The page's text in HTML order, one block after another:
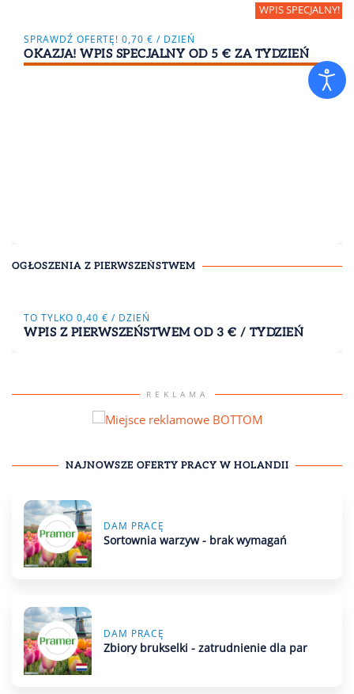
SPRAWDŹ OFERTĘ! 0,70 € / DZIEŃ
OKAZJA! WPIS SPECJALNY OD 5 € ZA TYDZIEŃ
OGŁOSZENIA Z PIERWSZEŃSTWEM
TO TYLKO 0,40 € / DZIEŃ
WPIS Z PIERWSZEŃSTWEM OD 3 € / TYDZIEŃ
REKLAMA
NAJNOWSZE OFERTY PRACY W HOLANDII
DAM PRACĘ
Sortownia warzyw - brak wymagań
DAM PRACĘ
Zbiory brukselki - zatrudnienie dla par